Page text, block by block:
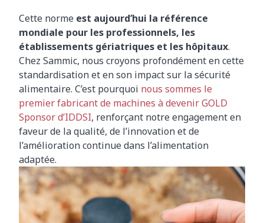
Cette norme est aujourd’hui la référence
mondiale pour les professionnels, les
établissements gériatriques et les hôpitaux.
Chez Sammic, nous croyons profondément en cette
standardisation et en son impact sur la sécurité
alimentaire. C’est pourquoi nous sommes le
premier fabricant de machines à devenir GOLD
Sponsor d’IDDSI, renforçant notre engagement en
faveur de la qualité, de l’innovation et de
l’amélioration continue dans l’alimentation
adaptée.